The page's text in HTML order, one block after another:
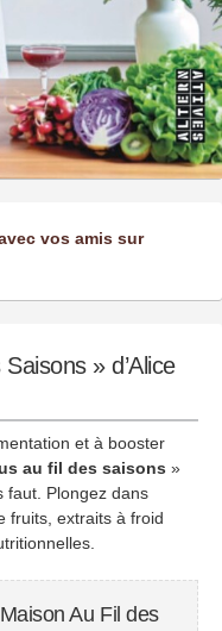
vos amis sur
» d’Alice
et à booster
au fil des saisons »
faut. Plongez dans
fruits, extraits à froid
Au Fil des